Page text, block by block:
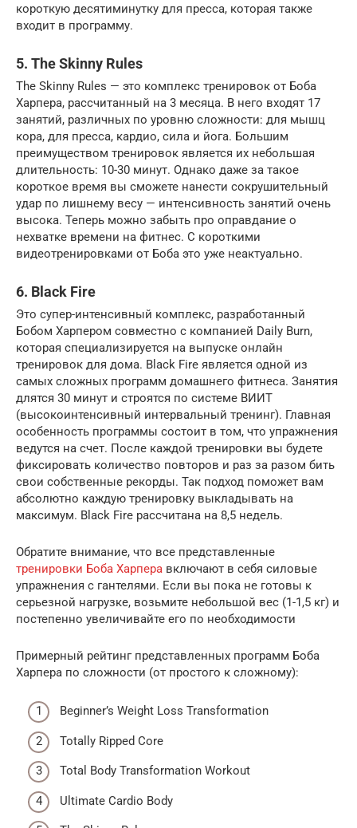
короткую десятиминутку для пресса, которая также
входит в программу.
5. The Skinny Rules
The Skinny Rules — это комплекс тренировок от Боба
Харпера, рассчитанный на 3 месяца. В него входят 17
занятий, различных по уровню сложности: для мышц
кора, для пресса, кардио, сила и йога. Большим
преимуществом тренировок является их небольшая
длительность: 10-30 минут. Однако даже за такое
короткое время вы сможете нанести сокрушительный
удар по лишнему весу — интенсивность занятий очень
высока. Теперь можно забыть про оправдание о
нехватке времени на фитнес. С короткими
видеотренировками от Боба это уже неактуально.
6. Black Fire
Это супер-интенсивный комплекс, разработанный
Бобом Харпером совместно с компанией Daily Burn,
которая специализируется на выпуске онлайн
тренировок для дома. Black Fire является одной из
самых сложных программ домашнего фитнеса. Занятия
длятся 30 минут и строятся по системе ВИИТ
(высокоинтенсивный интервальный тренинг). Главная
особенность программы состоит в том, что упражнения
ведутся на счет. После каждой тренировки вы будете
фиксировать количество повторов и раз за разом бить
свои собственные рекорды. Так подход поможет вам
абсолютно каждую тренировку выкладывать на
максимум. Black Fire рассчитана на 8,5 недель.
Обратите внимание, что все представленные
тренировки Боба Харпера включают в себя силовые
упражнения с гантелями. Если вы пока не готовы к
серьезной нагрузке, возьмите небольшой вес (1-1,5 кг) и
постепенно увеличивайте его по необходимости
Примерный рейтинг представленных программ Боба
Харпера по сложности (от простого к сложному):
Beginner’s Weight Loss Transformation
Totally Ripped Core
Total Body Transformation Workout
Ultimate Cardio Body